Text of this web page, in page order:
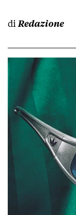
di Redazione